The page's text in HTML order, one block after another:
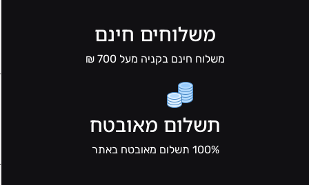
משלוחים חינם
משלוח חינם בקניה מעל 700 ₪
תשלום מאובטח
100% תשלום מאובטח באתר